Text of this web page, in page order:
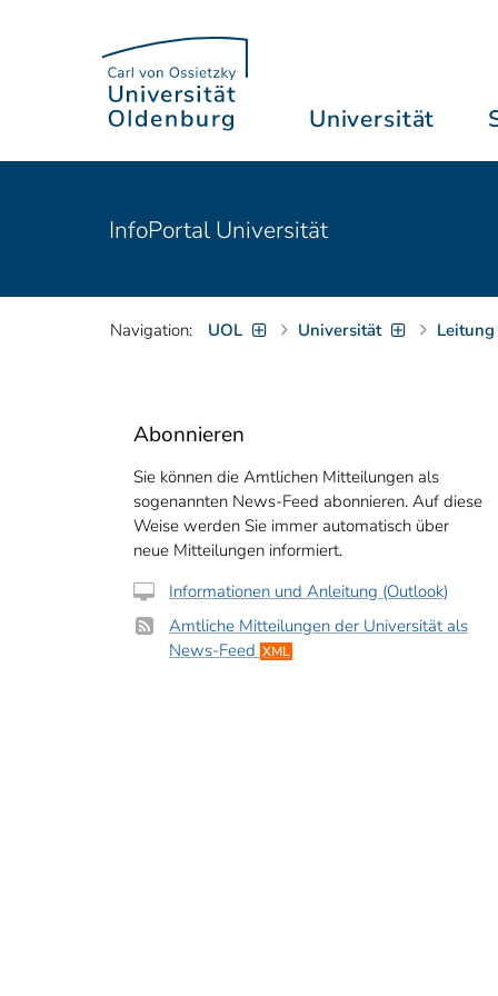
Universität
InfoPortal Universität
Navigation: UOL Universität
Abonnieren
Sie können die Amtlichen Mitteilungen als
sogenannten News-Feed abonnieren. Auf diese
Weise werden Sie immer automatisch über
neue Mitteilungen informiert.
Informationen und Anleitung (Outlook)
Amtliche Mitteilungen der Universität als
News-Feed XML